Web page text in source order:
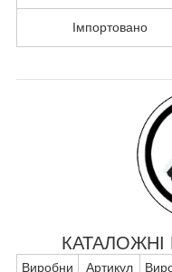
Імпортовано
Виробни
Артикул